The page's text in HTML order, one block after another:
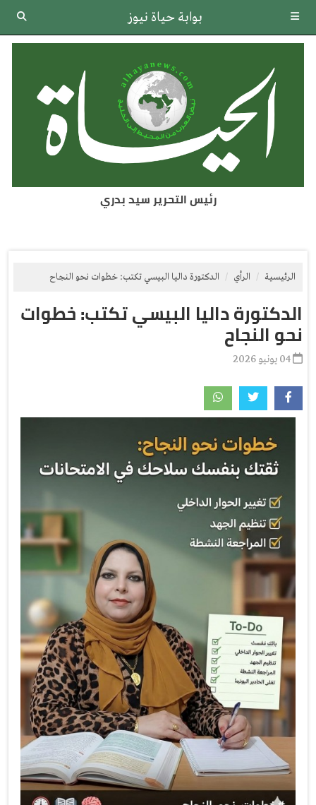
بوابة حياة نيوز
رئيس التحرير سيد بدري
الرئيسية الرأي الدكتورة داليا البيسي تكتب: خطوات نحو النجاح
الدكتورة داليا البيسي تكتب: خطوات
نحو النجاح